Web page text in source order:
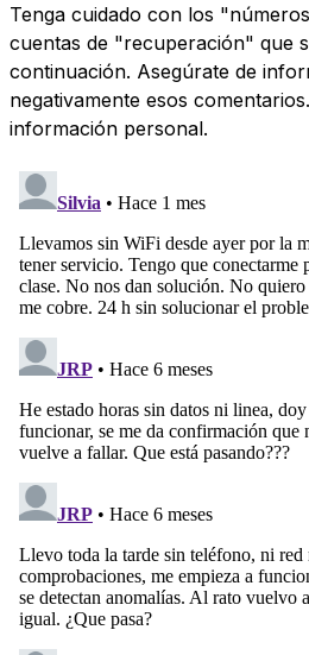
Tenga cuidado con los
cuentas de "recuperación" que
continuación. Asegúrate de
negativamente esos
información personal.